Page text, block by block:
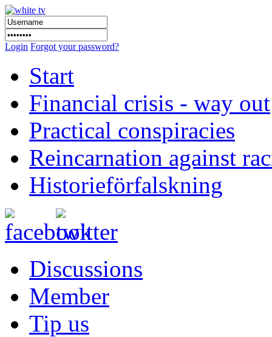
Login Forgot your password?
Start
Financial crisis - way out
Practical conspiracies
Reincarnation against
Historieförfalskning
Discussions
Member
Tip us